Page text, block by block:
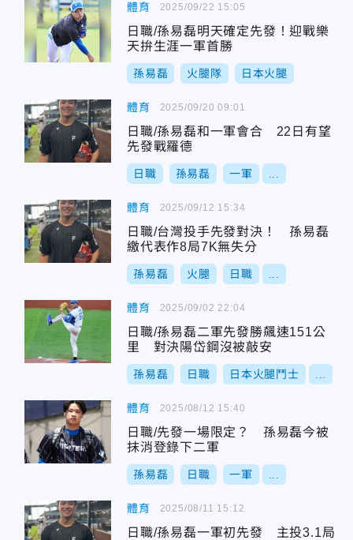
體育
日職/孫易磊明天確定先發！迎戰樂
天拚生涯一軍首勝
孫易磊 火腿隊 日本火腿
2025/09/22 15:05
體育
日職/孫易磊和一軍會合 22日有望
先發戰羅德
日職 孫易磊 一軍
2025/09/20 09:01
體育
日職/台灣投手先發對決！ 孫易磊
繳代表作8局7K無失分
孫易磊 火腿 日職
2025/09/12 15:34
體育
日職/孫易磊二軍先發勝飆速151公
里 對決陽岱鋼沒被敲安
孫易磊 日職 日本火腿鬥士
2025/09/02 22:04
體育
日職/先發一場限定？ 孫易磊今被
抹消登錄下二軍
孫易磊 日職 一軍
2025/08/12 15:40
體育
日職/孫易磊一軍初先發 主投3.1局
2025/08/11 15:12